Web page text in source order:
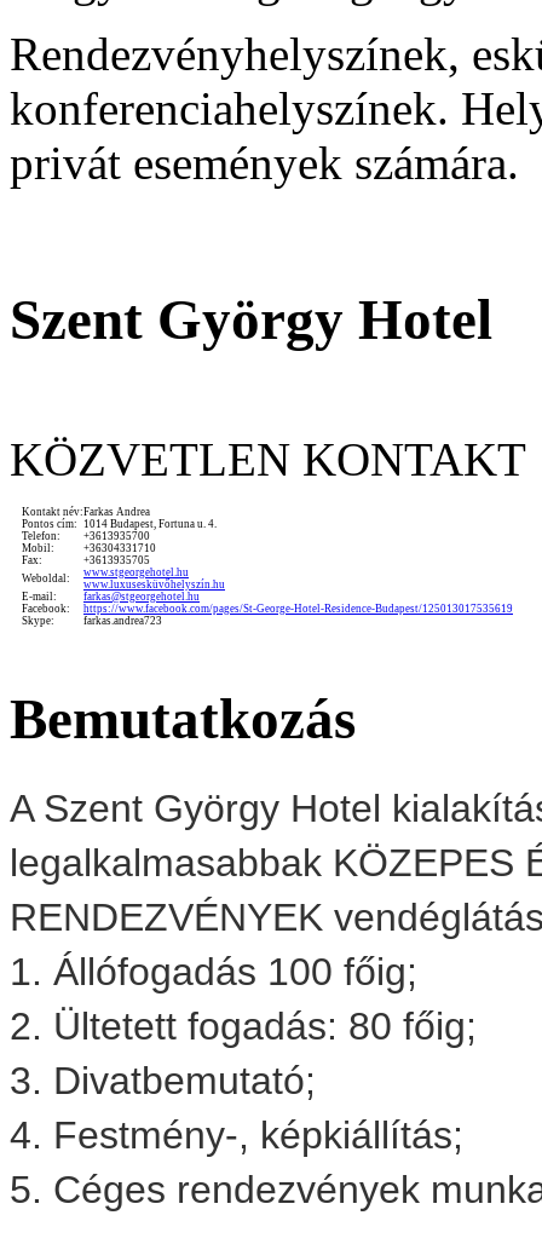
Rendezvényhelyszínek,
konferenciahelyszínek.
privát események számára.
Szent György Hotel
KÖZVETLEN KONTAKT
Kontakt név:Farkas Andrea
Pontos cím:
1014 Budapest, Fortuna u. 4.
Telefon:
+3613935700
Mobil:
+36304331710
Fax:
+3613935705
Weboldal:
www.stgeorgehotel.hu
www.luxusesküvőhelyszín.hu
E-mail:
farkas@stgeorgehotel.hu
Facebook:
https://www.facebook.com/pages/St-George-Hotel-Residence-Budapest/125013017535619
Skype:
farkas.andrea723
Bemutatkozás
A Szent György Hotel
legalkalmasabbak KÖZEPES
RENDEZVÉNYEK
1. Állófogadás 100 főig;
2. Ültetett fogadás: 80 főig;
3. Divatbemutató;
4. Festmény-, képkiállítás;
5. Céges rendezvények